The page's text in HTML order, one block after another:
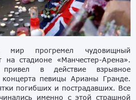
прогремел чудовищный
на стадионе «Манчестер-Арена».
привел в действие взрывное
концерта певицы Арианы Гранде.
погибших и пострадавших. Все
именно с этой страшной